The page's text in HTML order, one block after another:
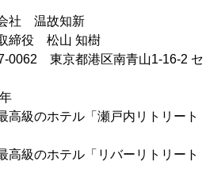
温故知新
役 松山 知樹
東京都港区南青山1-16-2 セ
高級のホテル「瀬戸内リトリート
テル「リバーリトリート